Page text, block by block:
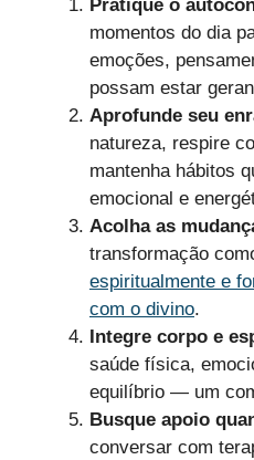
Pratique o
momentos do dia
emoções,
possam estar
Aprofunde seu
natureza, respire
mantenha hábitos
emocional e
Acolha as
transformação
espiritualmente e
com o divino.
Integre corpo e
saúde física,
equilíbrio — um
Busque apoio
conversar com